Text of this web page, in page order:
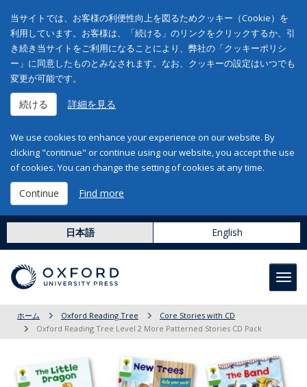
当サイトでは、お客様の利便性向上を図るためクッキー（Cookie）を
利用しています。お客様は、「続ける」のリンクをクリックするか、引
き続き当サイトをご利用になることにより、弊社の「クッキーポリシ
ー」に同意したものとみなされます。なお、クッキーの設定はいつでも
変更が可能です。
続ける 詳細を見る
We use cookies to enhance your experience on our website. By
clicking "continue" or continue using our website, you accept the use
of cookies. You can change the setting of cookies at any time.
Continue Find more
日本語 English
ホーム Oxford Reading Tree
Core Stories with CD
Oxford Reading Tree Level 2 More Patterned Stories CD Pack